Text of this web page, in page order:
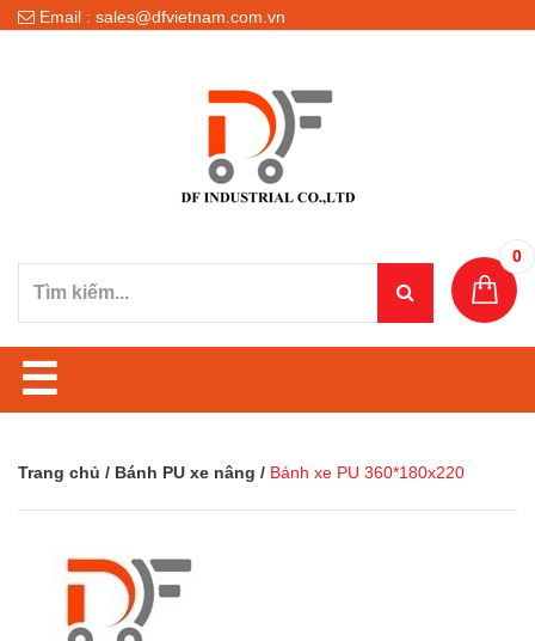
Email : sales@dfvietnam.com.vn
0
☰
Trang chủ / Bánh PU xe nâng / Bánh xe PU 360*180x220